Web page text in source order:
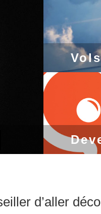
d’aller